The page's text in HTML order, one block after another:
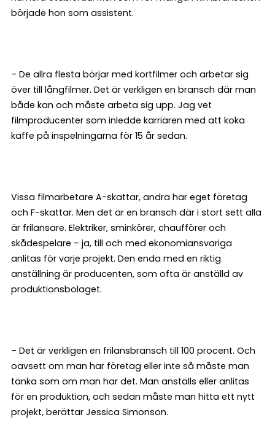
började hon som assistent.
– De allra flesta börjar med kortfilmer och arbetar sig
över till långfilmer. Det är verkligen en bransch där man
både kan och måste arbeta sig upp. Jag vet
filmproducenter som inledde karriären med att koka
kaffe på inspelningarna för 15 år sedan.
Vissa filmarbetare A-skattar, andra har eget företag
och F-skattar. Men det är en bransch där i stort sett alla
är frilansare. Elektriker, sminkörer, chaufförer och
skådespelare – ja, till och med ekonomiansvariga
anlitas för varje projekt. Den enda med en riktig
anställning är producenten, som ofta är anställd av
produktionsbolaget.
– Det är verkligen en frilansbransch till 100 procent. Och
oavsett om man har företag eller inte så måste man
tänka som om man har det. Man anställs eller anlitas
för en produktion, och sedan måste man hitta ett nytt
projekt, berättar Jessica Simonson.